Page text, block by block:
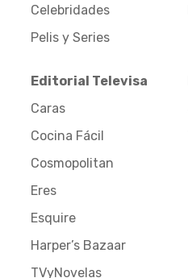
Celebridades
Pelis y Series
Editorial Televisa
Caras
Cocina Fácil
Cosmopolitan
Eres
Esquire
Harper’s Bazaar
TVyNovelas